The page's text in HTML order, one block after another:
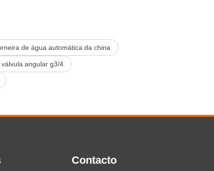
de água automática da china
válvula angular g3/4
Contacto